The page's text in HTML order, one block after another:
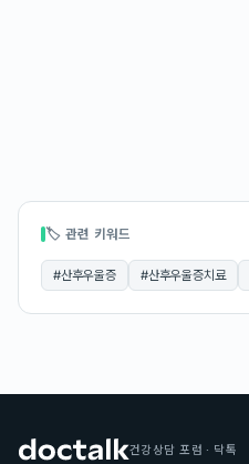
🏷 관련 키워드
#산후우울증 #산후우울증치료
건강상담 포럼 · 닥톡